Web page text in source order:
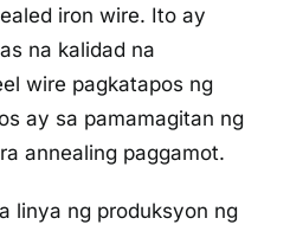
iron wire. Ito ay
na kalidad na
wire pagkatapos ng
ay sa pamamagitan ng
annealing paggamot.
linya ng produksyon ng